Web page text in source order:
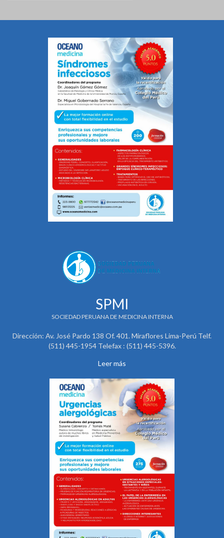
SPMI
SOCIEDAD PERUANA DE MEDICINA INTERNA
Dirección: Av. José Pardo 138 Of. 401. Miraflores Lima-Perú Telf.
(511) 445-1954 Telefax : (511) 445-5396.
Leer más